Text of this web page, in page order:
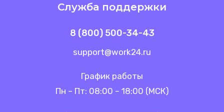
Служба поддержки
8 (800) 500-34-43
support@work24.ru
График работы
Пн – Пт: 08:00 – 18:00 (МСК)